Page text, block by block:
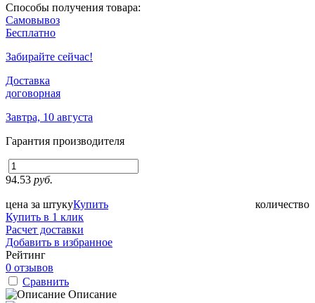
Способы получения товара:
Самовывоз
Бесплатно
Забирайте сейчас!
Доставка
договорная
Завтра, 10 августа
Гарантия производителя
94.53 руб.
цена за штуку количество
Купить
Купить в 1 клик
Расчет доставки
Добавить в избранное
Рейтинг
0 отзывов
Сравнить
Описание